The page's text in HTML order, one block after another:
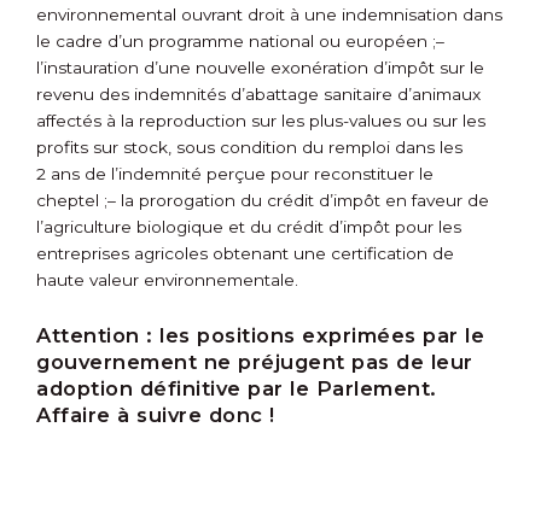
environnemental ouvrant droit à une indemnisation dans
le cadre d’un programme national ou européen ;–
l’instauration d’une nouvelle exonération d’impôt sur le
revenu des indemnités d’abattage sanitaire d’animaux
affectés à la reproduction sur les plus-values ou sur les
profits sur stock, sous condition du remploi dans les
2 ans de l’indemnité perçue pour reconstituer le
cheptel ;– la prorogation du crédit d’impôt en faveur de
l’agriculture biologique et du crédit d’impôt pour les
entreprises agricoles obtenant une certification de
haute valeur environnementale.
Attention : les positions exprimées par le
gouvernement ne préjugent pas de leur
adoption définitive par le Parlement.
Affaire à suivre donc !